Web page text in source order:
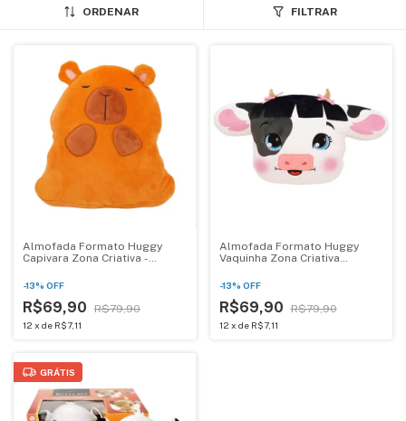
ORDENAR FILTRAR
Almofada Formato Huggy
Capivara Zona Criativa -
-13% OFF
R$69,90 R$79,90
12 x de R$7,11
Almofada Formato Huggy
Vaquinha Zona Criativa
-13% OFF
R$69,90 R$79,90
12 x de R$7,11
GRÁTIS